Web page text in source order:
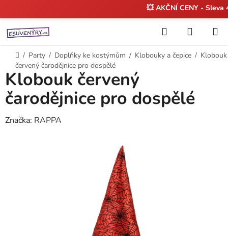
na
obsah
💥 AKČNÍ CENY - Sleva
Hledat
KOŠÍK
Domů
/ Party / Doplňky ke kostýmům / Klobouky a čepice / Klobouk
červený čarodějnice pro dospělé
Klobouk červený
čarodějnice pro dospělé
Značka: RAPPA